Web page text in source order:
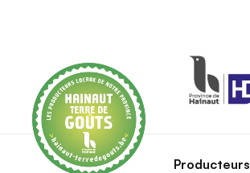
Producteurs